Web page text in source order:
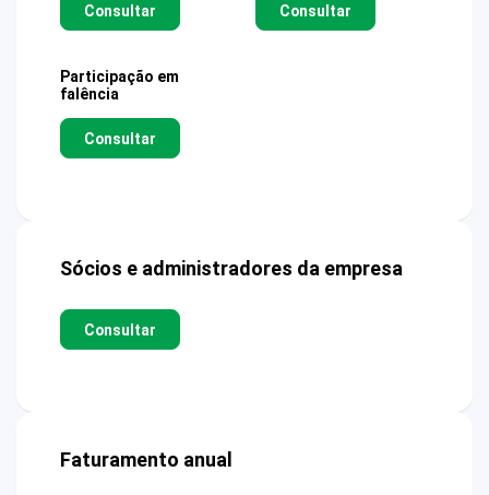
Consultar Consultar
Participação em
falência
Consultar
Sócios e administradores da empresa
Consultar
Faturamento anual